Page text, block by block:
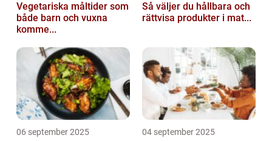
Vegetariska måltider som
både barn och vuxna
komme...
Så väljer du hållbara och
rättvisa produkter i mat...
06 september 2025 04 september 2025